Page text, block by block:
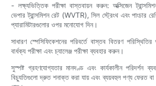
- লক্ষ্যভিত্তিক পরীক্ষা বাস্তবায়ন করুন: অক্সিজেন
ভেপার ট্রান্সমিশন রেট (WVTR), সিল স্ট্রেংথ এবং পাংচার
প্যারামিটারগুলোর ওপর মনোযোগ দিন।
সাধারণ স্পেসিফিকেশনের পরিবর্তে বাস্তব বিতরণ
বার্ধক্য পরীক্ষা এবং চ্যালেঞ্জ পরীক্ষা ব্যবহার করুন।
সুস্পষ্ট গ্রহণযোগ্যতার মানদণ্ড এবং কার্যকালীন পরিদর্শন
বিচ্যুতিগুলো দ্রুত শনাক্ত করা যায় এবং ব্যয়বহুল পণ্য ফেরত